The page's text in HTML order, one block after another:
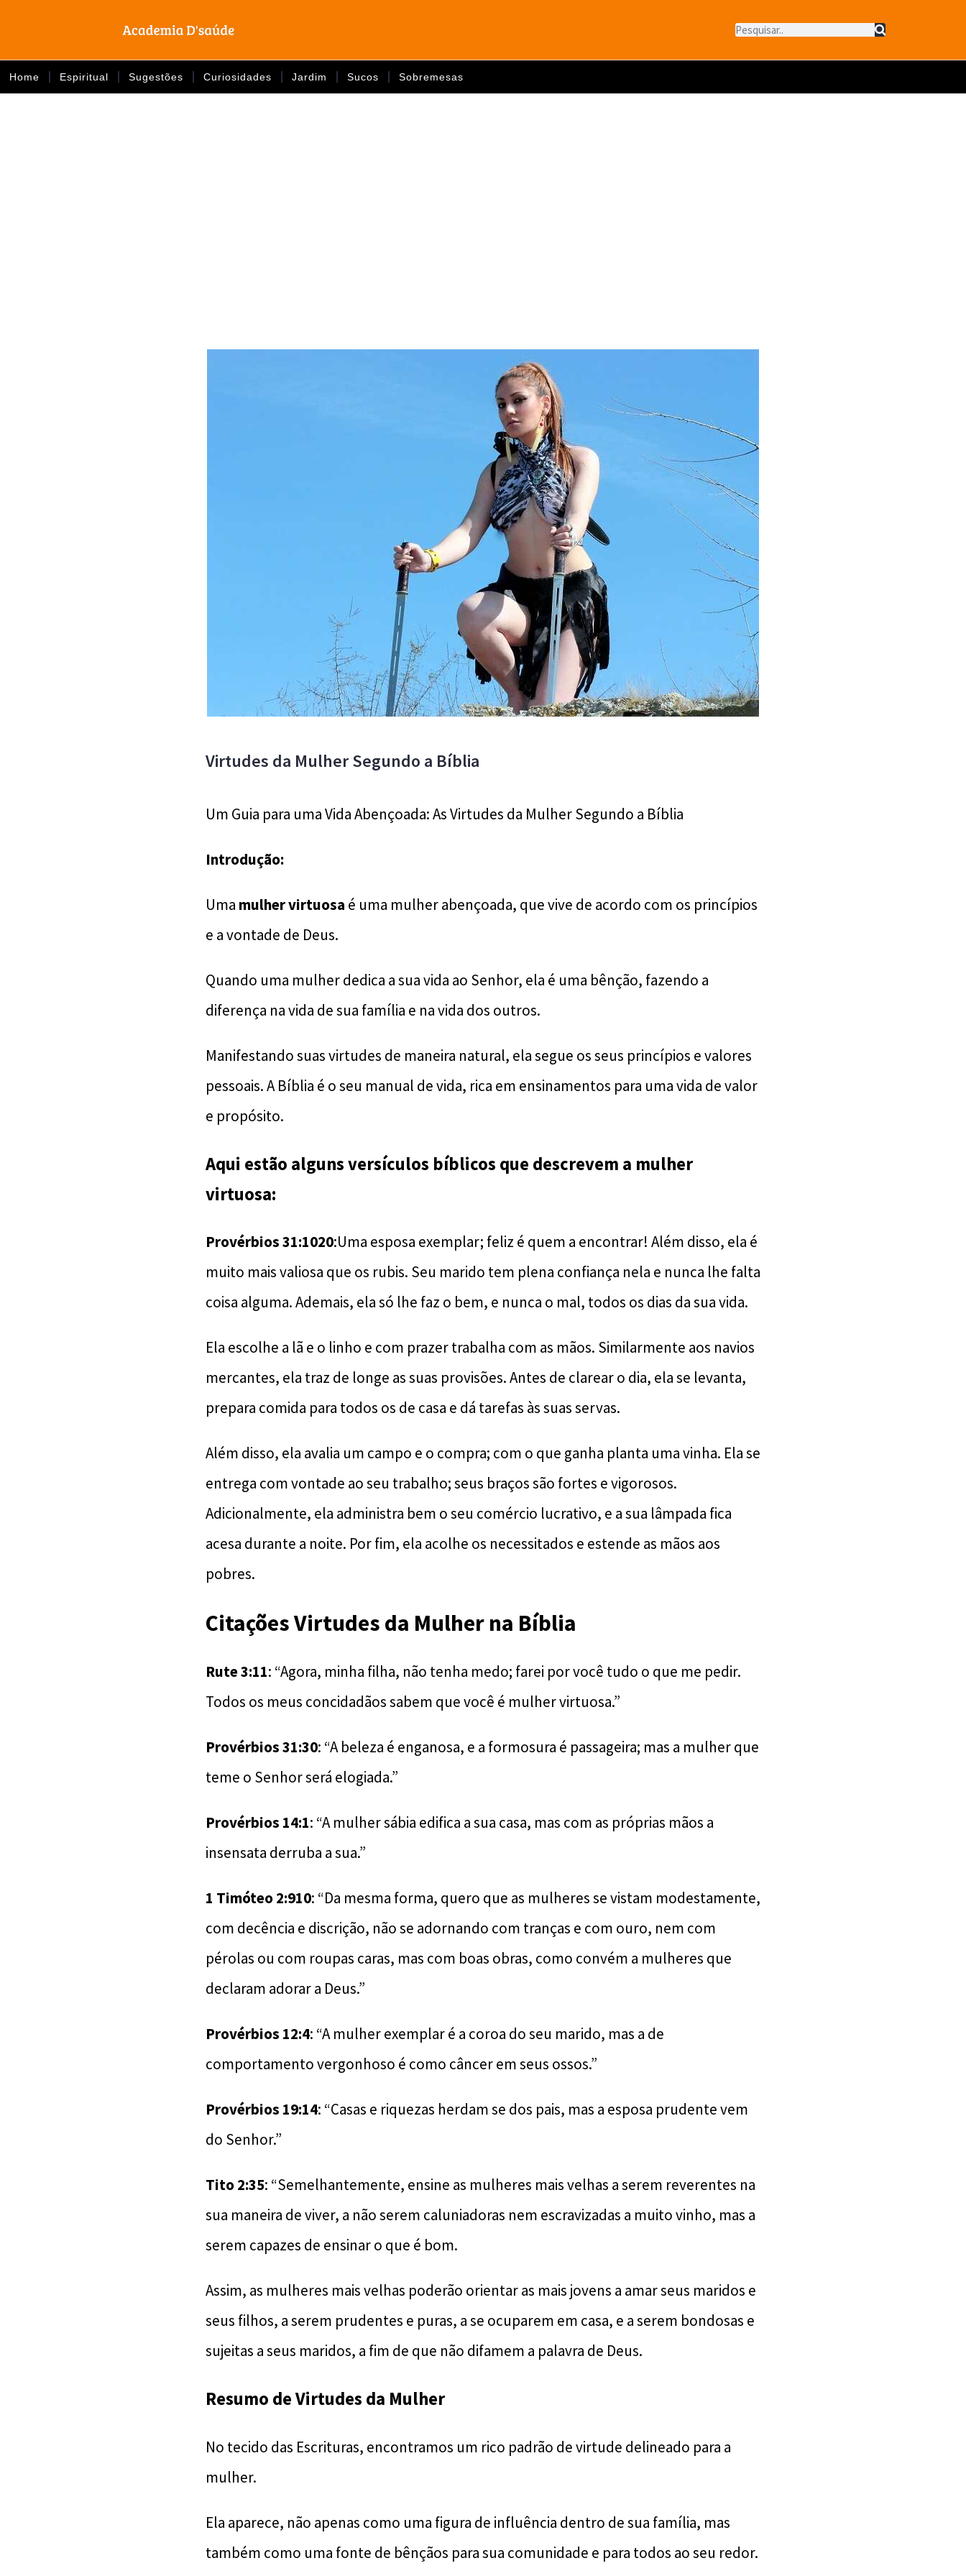
Home Espiritual Sugestões Curiosidades Jardim Sucos Sobremesas
Virtudes da Mulher Segundo a Bíblia
Um Guia para uma Vida Abençoada: As Virtudes da Mulher Segundo a Bíblia
Introdução:
Uma mulher virtuosa é uma mulher abençoada, que vive de acordo com os princípios
e a vontade de Deus.
Quando uma mulher dedica a sua vida ao Senhor, ela é uma bênção, fazendo a
diferença na vida de sua família e na vida dos outros.
Manifestando suas virtudes de maneira natural, ela segue os seus princípios e valores
pessoais. A Bíblia é o seu manual de vida, rica em ensinamentos para uma vida de valor
e propósito.
Aqui estão alguns versículos bíblicos que descrevem a mulher
virtuosa:
Provérbios 31:1020:Uma esposa exemplar; feliz é quem a encontrar! Além disso, ela é
muito mais valiosa que os rubis. Seu marido tem plena confiança nela e nunca lhe falta
coisa alguma. Ademais, ela só lhe faz o bem, e nunca o mal, todos os dias da sua vida.
Ela escolhe a lã e o linho e com prazer trabalha com as mãos. Similarmente aos navios
mercantes, ela traz de longe as suas provisões. Antes de clarear o dia, ela se levanta,
prepara comida para todos os de casa e dá tarefas às suas servas.
Além disso, ela avalia um campo e o compra; com o que ganha planta uma vinha. Ela se
entrega com vontade ao seu trabalho; seus braços são fortes e vigorosos.
Adicionalmente, ela administra bem o seu comércio lucrativo, e a sua lâmpada fica
acesa durante a noite. Por fim, ela acolhe os necessitados e estende as mãos aos
pobres.
Citações Virtudes da Mulher na Bíblia
Rute 3:11: “Agora, minha filha, não tenha medo; farei por você tudo o que me pedir.
Todos os meus concidadãos sabem que você é mulher virtuosa.”
Provérbios 31:30: “A beleza é enganosa, e a formosura é passageira; mas a mulher que
teme o Senhor será elogiada.”
Provérbios 14:1: “A mulher sábia edifica a sua casa, mas com as próprias mãos a
insensata derruba a sua.”
1 Timóteo2:910: “Da mesma forma, quero que as mulheres se vistam modestamente,
com decência e discrição, não se adornando com tranças e com ouro, nem com
pérolas ou com roupas caras, mas com boas obras, como convém a mulheres que
declaram adorar a Deus.”
Provérbios 12:4: “A mulher exemplar é a coroa do seu marido, mas a de
comportamento vergonhoso é como câncer em seus ossos.”
Provérbios 19:14: “Casas e riquezas herdam se dos pais, mas a esposa prudente vem
do Senhor.”
Tito 2:35: “Semelhantemente, ensine as mulheres mais velhas a serem reverentes na
sua maneira de viver, a não serem caluniadoras nem escravizadas a muito vinho, mas a
serem capazes de ensinar o que é bom.
Assim, as mulheres mais velhas poderão orientar as mais jovens a amar seus maridos e
seus filhos, a serem prudentes e puras, a se ocuparem em casa, e a serem bondosas e
sujeitas a seus maridos, a fim de que não difamem a palavra de Deus.
Resumo de Virtudes da Mulher
No tecido das Escrituras, encontramos um rico padrão de virtude delineado para a
mulher.
Ela aparece, não apenas como uma figura de influência dentro de sua família, mas
também como uma fonte de bênçãos para sua comunidade e para todos ao seu redor.